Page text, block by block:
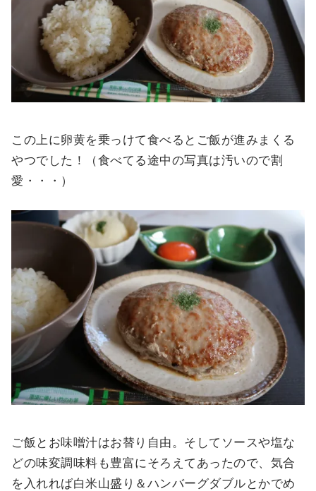
この上に卵黄を乗っけて食べるとご飯が進みまくる
やつでした！（食べてる途中の写真は汚いので割
愛・・・）
ご飯とお味噌汁はお替り自由。そしてソースや塩な
どの味変調味料も豊富にそろえてあったので、気合
を入れれば白米山盛り＆ハンバーグダブルとかでめ